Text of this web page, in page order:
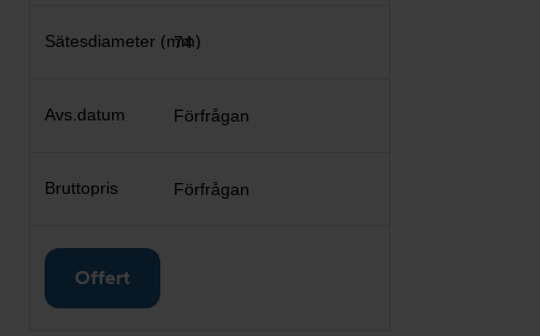
74
Förfrågan
Förfrågan
Offert